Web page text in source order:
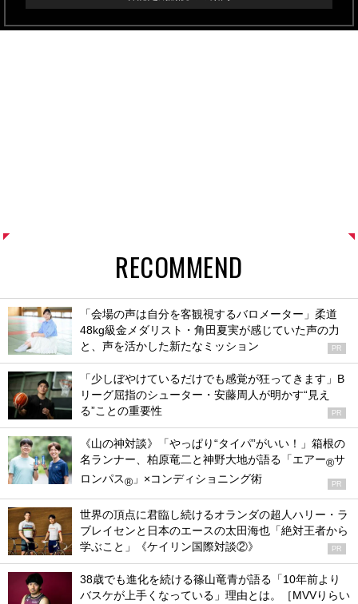
RECOMMEND
「会場の声は自分を客観視するバロメーター」柔道
48kg級金メダリスト・角田夏実が感じていた声の力
と、声を活かした新たなミッション
PR
「少しぼやけているだけでも感覚が狂ってきます」B
リーグ屈指のシューター・安藤周人が明かす“見え
る”ことの重要性
PR
《山の神対談》「やっぱり“タイパ”がいい！」箱根の
名ランナー、柏原竜二と神野大地が語る「エアー®サ
ロンパス® 」×コンディショニング術 PR
世界の頂点に君臨し続けるオランダの超人ハリー・ラ
ブレイセンと日本のエースの太田海也「絶対王者から
学ぶこと」《ケイリン国際対談②》
PR
38歳でも進化を続ける篠山竜青が語る「10年前より
バスケが上手くなっている」理由とは。［MVVりらい